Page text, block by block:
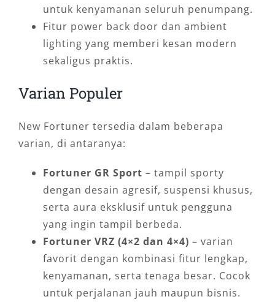
untuk kenyamanan seluruh penumpang.
Fitur power back door dan ambient
lighting yang memberi kesan modern
sekaligus praktis.
Varian Populer
New Fortuner tersedia dalam beberapa
varian, di antaranya:
Fortuner GR Sport – tampil sporty
dengan desain agresif, suspensi khusus,
serta aura eksklusif untuk pengguna
yang ingin tampil berbeda.
Fortuner VRZ (4×2 dan 4×4) – varian
favorit dengan kombinasi fitur lengkap,
kenyamanan, serta tenaga besar. Cocok
untuk perjalanan jauh maupun bisnis.